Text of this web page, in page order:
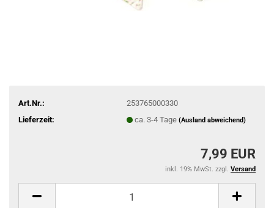
Art.Nr.:
253765000330
Lieferzeit:
ca. 3-4 Tage (Ausland abweichend)
7,99 EUR
inkl. 19% MwSt. zzgl. Versand